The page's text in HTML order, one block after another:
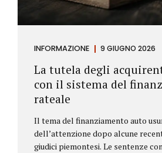
INFORMAZIONE 9 GIUGNO 2026
La tutela degli
con il sistema del
rateale
Il tema del finanziamento auto
dell’attenzione dopo alcune
giudici piemontesi. Le sentenze